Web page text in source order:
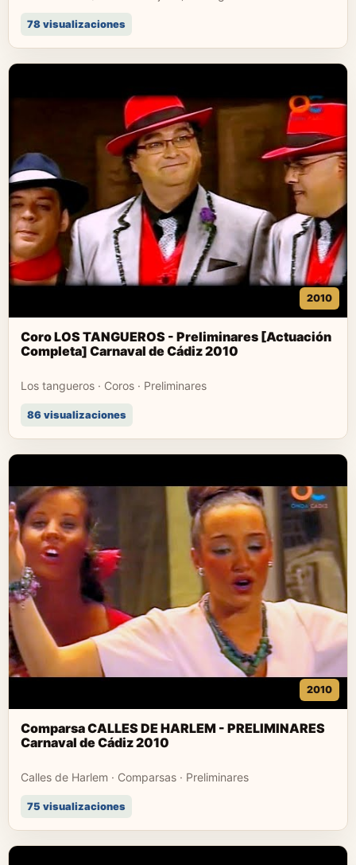
78 visualizaciones
2010
Coro LOS TANGUEROS - Preliminares [Actuación
Completa] Carnaval de Cádiz 2010
Los tangueros · Coros · Preliminares
86 visualizaciones
2010
Comparsa CALLES DE HARLEM - PRELIMINARES
Carnaval de Cádiz 2010
Calles de Harlem · Comparsas · Preliminares
75 visualizaciones